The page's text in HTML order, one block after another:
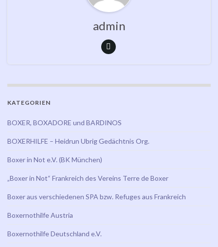
admin
KATEGORIEN
BOXER, BOXADORE und BARDINOS
BOXERHILFE – Heidrun Ubrig Gedächtnis Org.
Boxer in Not e.V. (BK München)
„Boxer in Not“ Frankreich des Vereins Terre de Boxer
Boxer aus verschiedenen SPA bzw. Refuges aus Frankreich
Boxernothilfe Austria
Boxernothilfe Deutschland e.V.